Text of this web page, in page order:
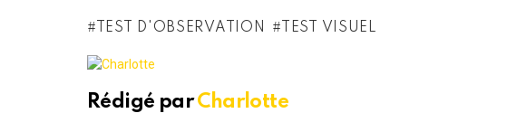
TEST D'OBSERVATION TEST VISUEL
Rédigé parCharlotte